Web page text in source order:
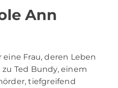
Ann
eine Frau, deren Leben
Ted Bundy, einem
tiefgreifend